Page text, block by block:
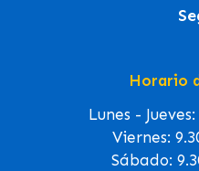
Horario
Lunes -
Viernes:
Sábado: